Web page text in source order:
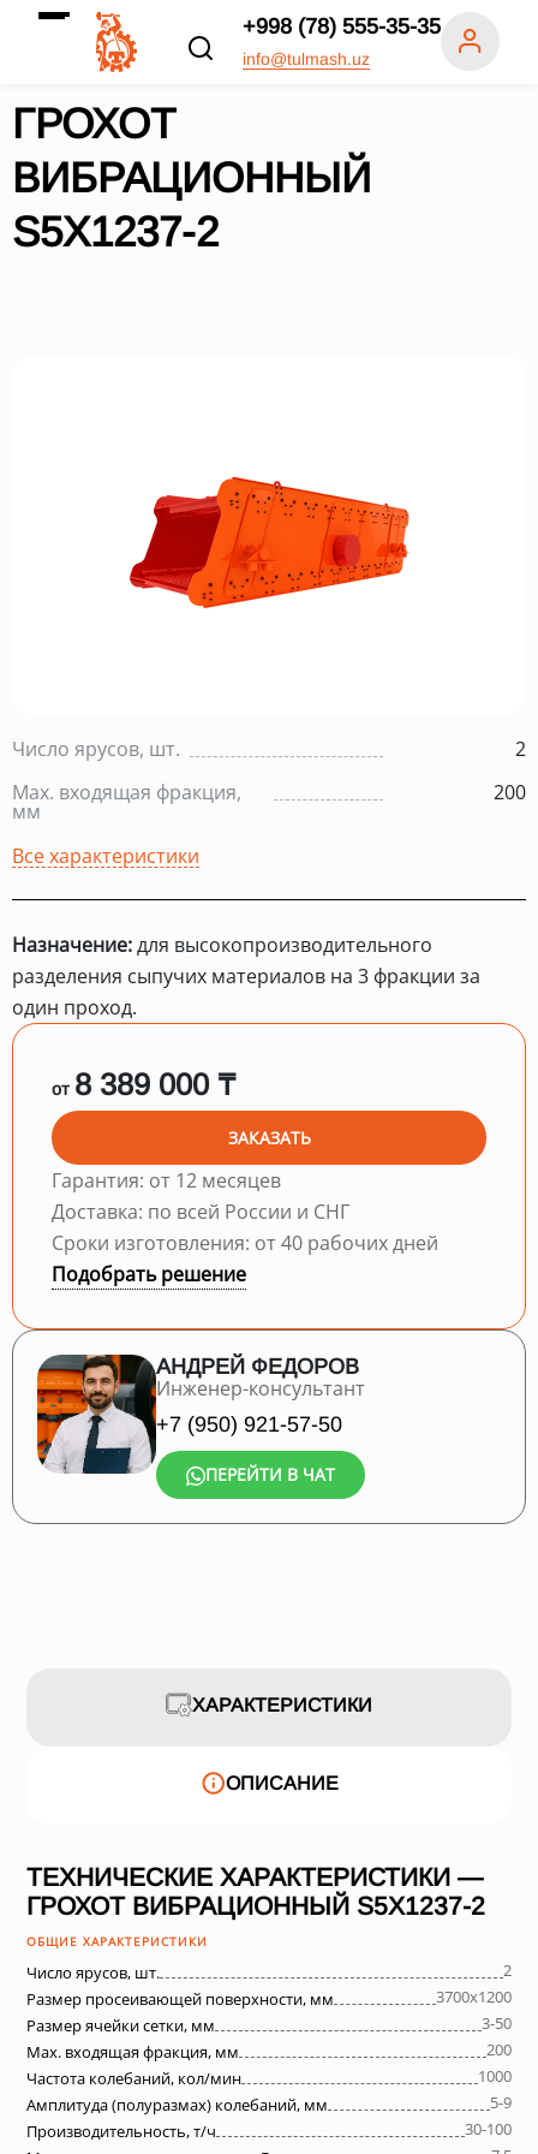
+998 (78) 555-35-35
info@tulmash.uz
ГРОХОТ
ВИБРАЦИОННЫЙ
S5X1237-2
Число ярусов, шт.
2
Max. входящая фракция,
мм
200
Все характеристики
Назначение:для высокопроизводительного
разделения сыпучих материалов на 3 фракции за
один проход.
от 8 389 000 ₸
ЗАКАЗАТЬ
Гарантия: от 12 месяцев
Доставка: по всей России и СНГ
Сроки изготовления: от 40 рабочих дней
Подобрать решение
АНДРЕЙ ФЕДОРОВ
Инженер-консультант
+7 (950) 921-57-50
ПЕРЕЙТИ В ЧАТ
ХАРАКТЕРИСТИКИ
ОПИСАНИЕ
ТЕХНИЧЕСКИЕ ХАРАКТЕРИСТИКИ —
ГРОХОТ ВИБРАЦИОННЫЙ S5X1237-2
ОБЩИЕ ХАРАКТЕРИСТИКИ
Число ярусов, шт.
2
Размер просеивающей поверхности, мм
3700х1200
Размер ячейки сетки, мм
3-50
Max. входящая фракция, мм
200
Частота колебаний, кол/мин
1000
Амплитуда (полуразмах) колебаний, мм
5-9
Производительность, т/ч
30-100